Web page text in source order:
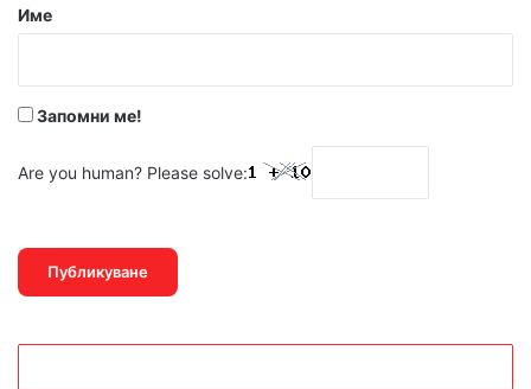
р
Име
Запомни ме!
Are you human? Please solve: